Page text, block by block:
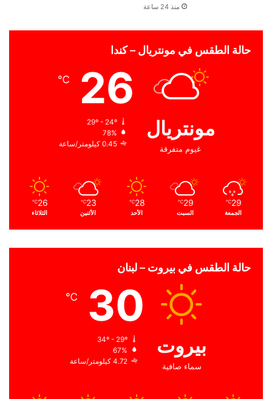
منذ 24 ساعة
حالة الطقس في مونتريال – كندا
مونتريال
غيوم متفرقة
26
℃
29º - 24º
78%
0.45 كيلومتر/ساعة
29
℃
الجمعة
29
℃
السبت
28
℃
الأحد
23
℃
الأثنين
26
℃
الثلاثاء
حالة الطقس في بيروت – لبنان
بيروت
سماء صافية
30
℃
67%
4.72 كيلومتر/ساعة